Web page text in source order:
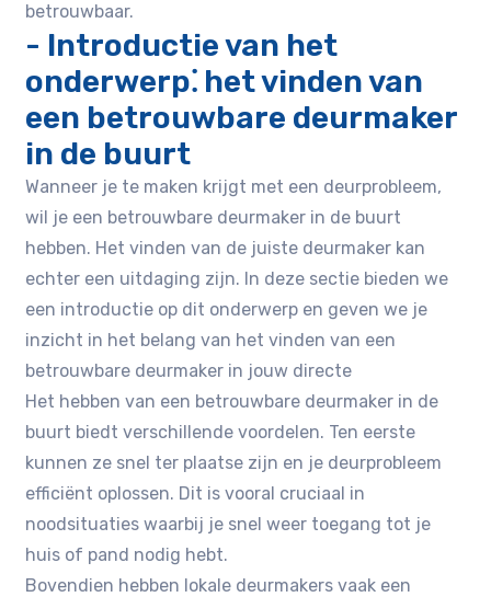
betrouwbaar.
- Introductie van het
onderwerp⁚ het vinden van
een betrouwbare deurmaker
in de buurt
Wanneer je te maken krijgt met een deurprobleem,
wil je een betrouwbare deurmaker in de buurt
hebben. Het vinden van de juiste deurmaker kan
echter een uitdaging zijn. In deze sectie bieden we
een introductie op dit onderwerp en geven we je
inzicht in het belang van het vinden van een
betrouwbare deurmaker in jouw directe
Het hebben van een betrouwbare deurmaker in de
buurt biedt verschillende voordelen. Ten eerste
kunnen ze snel ter plaatse zijn en je deurprobleem
efficiënt oplossen. Dit is vooral cruciaal in
noodsituaties waarbij je snel weer toegang tot je
huis of pand nodig hebt.
Bovendien hebben lokale deurmakers vaak een